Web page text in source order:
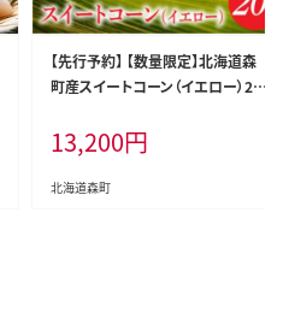
【先行予約】 【数量限定】北海道森
町産スイートコーン（イエロー）20
順次お届け） とうもろこし トウモロ
コシ とうきび トウキビ 野菜 やさい
北海道 たっぷり 甘い 期間限定 ふ
13,200円
北海道森町